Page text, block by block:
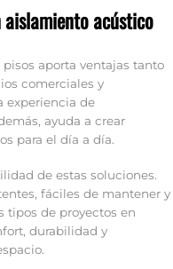
acústico
aporta ventajas tanto
comerciales y
experiencia de
ayuda a crear
para el día a día.
de estas soluciones.
fáciles de mantener y
tipos de proyectos en
durabilidad y